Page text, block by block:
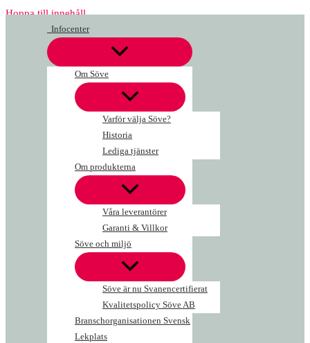
Hoppa till innehåll
Infocenter
Om Söve
Varför välja Söve?
Historia
Lediga tjänster
Om produkterna
Våra leverantörer
Garanti & Villkor
Söve och miljö
Söve är nu Svanencertifierat
Kvalitetspolicy Söve AB
Branschorganisationen Svensk
Lekplats